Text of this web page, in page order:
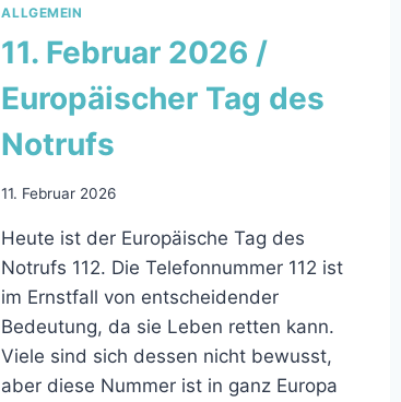
ALLGEMEIN
11. Februar 2026 /
Europäischer Tag des
Notrufs
11. Februar 2026
Heute ist der Europäische Tag des
Notrufs 112. Die Telefonnummer 112 ist
im Ernstfall von entscheidender
Bedeutung, da sie Leben retten kann.
Viele sind sich dessen nicht bewusst,
aber diese Nummer ist in ganz Europa